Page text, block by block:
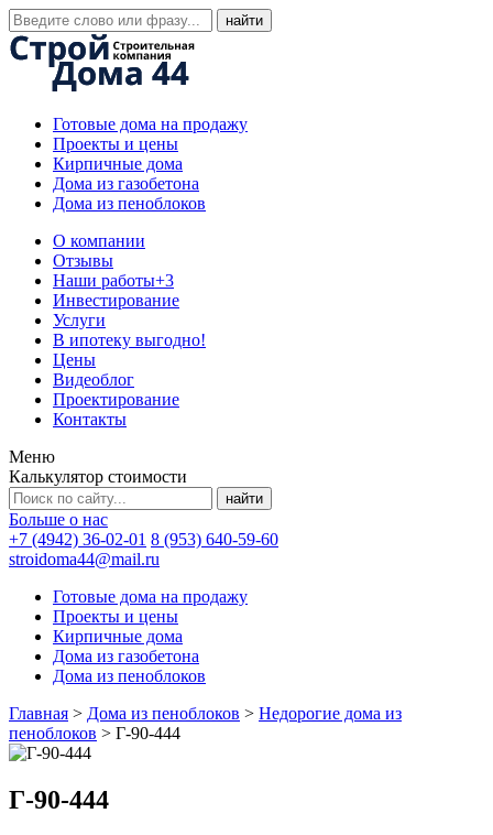
Готовые дома на продажу
Проекты и цены
Кирпичные дома
Дома из газобетона
Дома из пеноблоков
О компании
Отзывы
Наши работы+3
Инвестирование
Услуги
В ипотеку выгодно!
Цены
Видеоблог
Проектирование
Контакты
Меню
Калькулятор стоимости
Больше о нас
+7 (4942) 36-02-01 8 (953) 640-59-60
stroidoma44@mail.ru
Готовые дома на продажу
Проекты и цены
Кирпичные дома
Дома из газобетона
Дома из пеноблоков
Главная > Дома из пеноблоков > Недорогие дома из
пеноблоков > Г-90-444
Г-90-444